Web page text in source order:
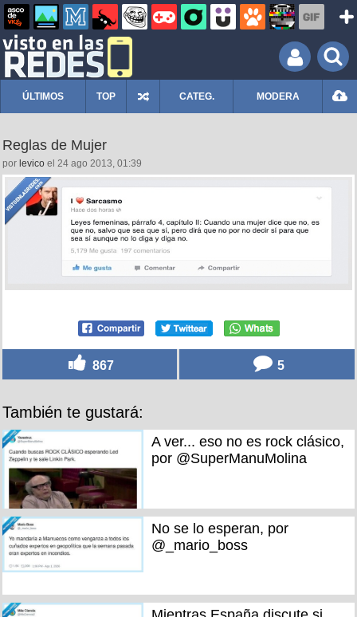
ÚLTIMOS TOP CATEG. MODERA
Reglas de Mujer
por levico el 24 ago 2013, 01:39
867 5
También te gustará:
A ver... eso no es rock clásico,
por @SuperManuMolina
No se lo esperan, por
@_mario_boss